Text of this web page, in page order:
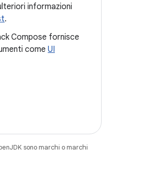
informazioni
.
Compose fornisce
come UI
sono marchi o marchi